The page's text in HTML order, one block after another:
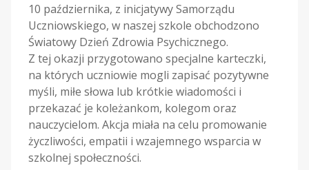
10 października, z inicjatywy Samorządu
Uczniowskiego, w naszej szkole obchodzono
Światowy Dzień Zdrowia Psychicznego.
Z tej okazji przygotowano specjalne karteczki,
na których uczniowie mogli zapisać pozytywne
myśli, miłe słowa lub krótkie wiadomości i
przekazać je koleżankom, kolegom oraz
nauczycielom. Akcja miała na celu promowanie
życzliwości, empatii i wzajemnego wsparcia w
szkolnej społeczności.